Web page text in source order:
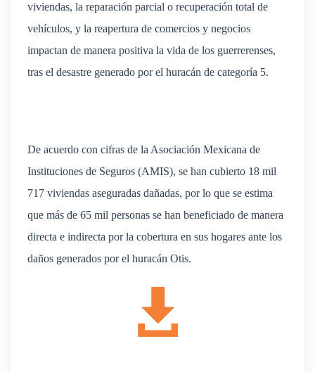
viviendas, la reparación parcial o recuperación total de
vehículos, y la reapertura de comercios y negocios
impactan de manera positiva la vida de los guerrerenses,
tras el desastre generado por el huracán de categoría 5.
De acuerdo con cifras de la Asociación Mexicana de
Instituciones de Seguros (AMIS), se han cubierto 18 mil
717 viviendas aseguradas dañadas, por lo que se estima
que más de 65 mil personas se han beneficiado de manera
directa e indirecta por la cobertura en sus hogares ante los
daños generados por el huracán Otis.